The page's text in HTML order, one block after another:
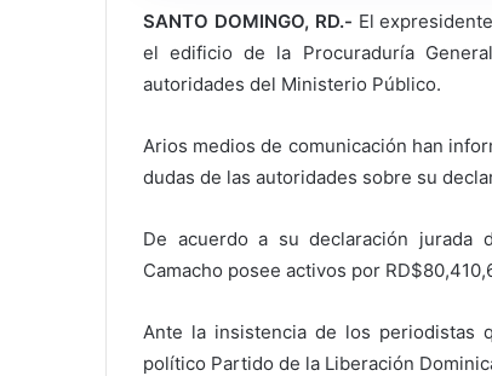
SANTO DOMINGO, RD.- El
el edificio de la Procuraduría
autoridades del Ministerio Público.
Arios medios de comunicación han
dudas de las autoridades sobre su
De acuerdo a su declaración jurada
Camacho posee activos por
Ante la insistencia de los periodistas
político Partido de la Liberación